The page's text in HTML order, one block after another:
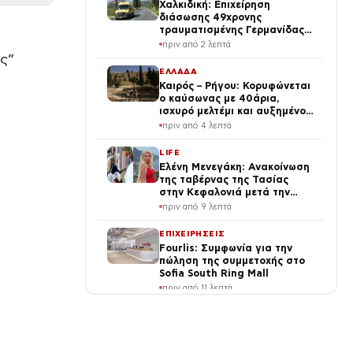
Χαλκιδική: Επιχείρηση
διάσωσης 49χρονης
τραυματισμένης Γερμανίδας
σε δύσβατη περιοχή
πριν από 2 λεπτά
ΕΛΛΑΔΑ
Καιρός – Ρήγου: Κορυφώνεται
ο καύσωνας με 40άρια,
ισχυρό μελτέμι και αυξημένος
κίνδυνος για φωτιές
πριν από 4 λεπτά
LIFE
Ελένη Μενεγάκη: Ανακοίνωση
της ταβέρνας της Τασίας
στην Κεφαλονιά μετά την
επίσκεψή της
πριν από 9 λεπτά
ΕΠΙΧΕΙΡΗΣΕΙΣ
Fourlis: Συμφωνία για την
πώληση της συμμετοχής στο
Sofia South Ring Mall
πριν από 11 λεπτά